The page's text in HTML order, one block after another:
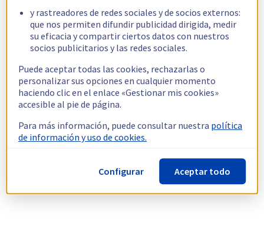
y rastreadores de redes sociales y de socios externos:
que nos permiten difundir publicidad dirigida, medir
su eficacia y compartir ciertos datos con nuestros
socios publicitarios y las redes sociales.
Puede aceptar todas las cookies, rechazarlas o
personalizar sus opciones en cualquier momento
haciendo clic en el enlace «Gestionar mis cookies»
accesible al pie de página.
Para más información, puede consultar nuestra política
de información y uso de cookies.
Configurar Aceptar todo